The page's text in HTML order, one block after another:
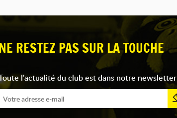
RESTEZ PAS SUR LA TOUCHE
l'actualité du club est dans notre newsletter